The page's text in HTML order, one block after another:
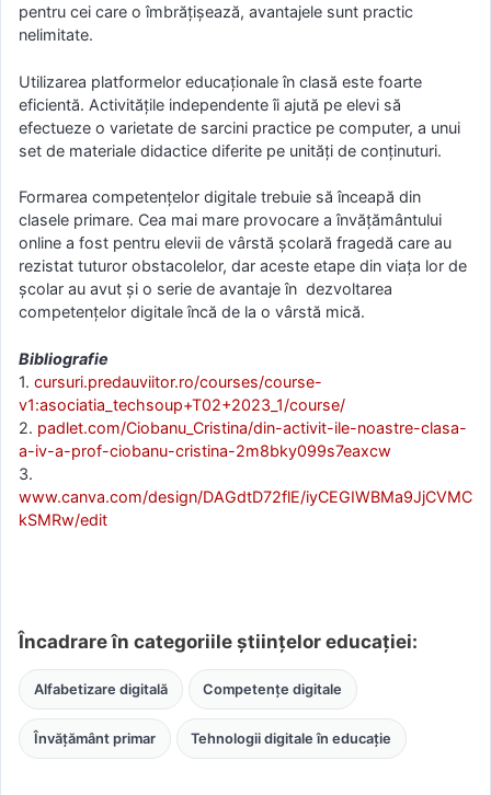
pentru cei care o îmbrățișează, avantajele sunt practic
nelimitate.
Utilizarea platformelor educaționale în clasă este foarte
eficientă. Activitățile independente îi ajută pe elevi să
efectueze o varietate de sarcini practice pe computer, a unui
set de materiale didactice diferite pe unități de conținuturi.
Formarea competențelor digitale trebuie să înceapă din
clasele primare. Cea mai mare provocare a învățământului
online a fost pentru elevii de vârstă școlară fragedă care au
rezistat tuturor obstacolelor, dar aceste etape din viața lor de
școlar au avut și o serie de avantaje în dezvoltarea
competențelor digitale încă de la o vârstă mică.
Bibliografie
1. cursuri.predauviitor.ro/courses/course-
v1:asociatia_techsoup+T02+2023_1/course/
2. padlet.com/Ciobanu_Cristina/din-activit-ile-noastre-clasa-
a-iv-a-prof-ciobanu-cristina-2m8bky099s7eaxcw
3.
www.canva.com/design/DAGdtD72flE/iyCEGIWBMa9JjCVMC
kSMRw/edit
Încadrare în categoriile științelor educației:
Alfabetizare digitală Competențe digitale
Învățământ primar Tehnologii digitale în educație